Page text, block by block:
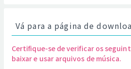
Vá para a página de
Certifique-se de verificar os
baixar e usar arquivos de música.